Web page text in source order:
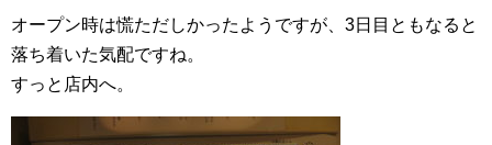
オープン時は慌ただしかったようですが、3日目ともなると
落ち着いた気配ですね。
すっと店内へ。